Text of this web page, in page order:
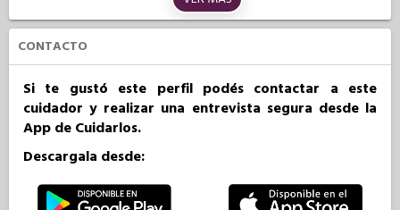
CONTACTO
Si te gustó este perfil podés contactar a este
cuidador y realizar una entrevista segura desde la
App de Cuidarlos.
Descargala desde: